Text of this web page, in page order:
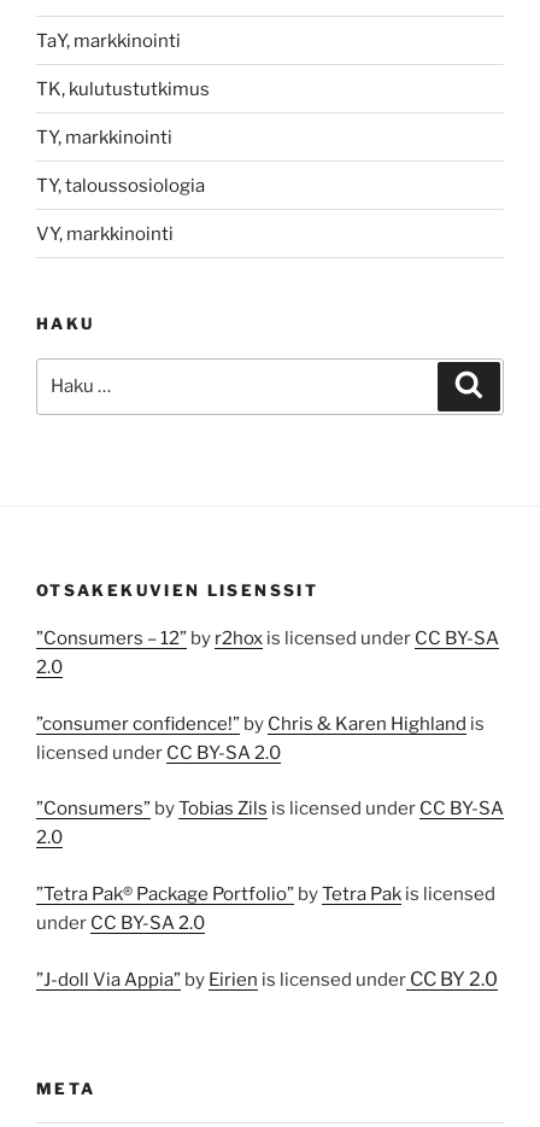
TaY, markkinointi
TK, kulutustutkimus
TY, markkinointi
TY, taloussosiologia
VY, markkinointi
HAKU
OTSAKEKUVIEN LISENSSIT
”Consumers – 12” by r2hox is licensed under CC BY-SA
2.0
”consumer confidence!” by Chris & Karen Highland is
licensed under CC BY-SA 2.0
”Consumers” byTobias Zils is licensed under CC BY-SA
2.0
”Tetra Pak® Package Portfolio” byTetra Pak is licensed
under CC BY-SA 2.0
”J-doll Via Appia” by Eirien is licensed under CC BY 2.0
META